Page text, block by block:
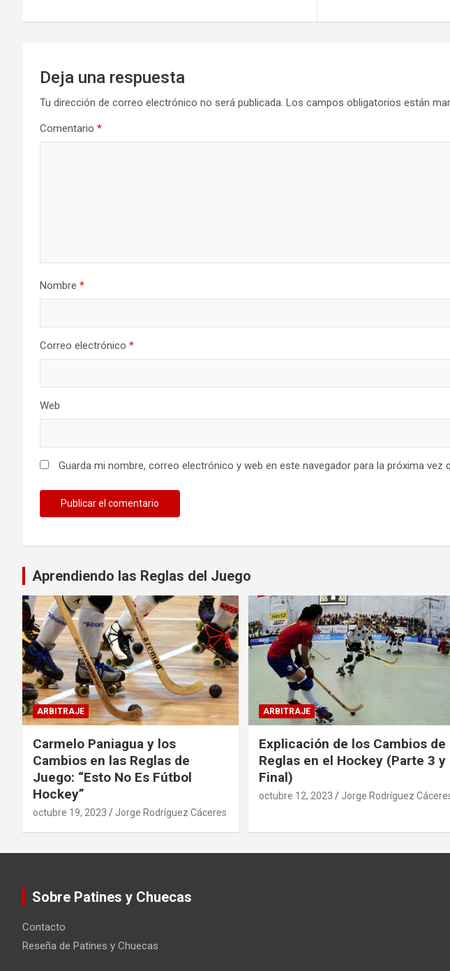
entradas
Deja una respuesta
Tu dirección de correo electrónico no será publicada. Los campos obligatorios están
Comentario *
Nombre *
Correo electrónico *
Web
Guarda mi nombre, correo electrónico y web en este navegador para la próxima vez
Aprendiendo las Reglas del Juego
ARBITRAJE
Carmelo Paniagua y los
Cambios en las Reglas de
Juego: “Esto No Es Fútbol
Hockey”
octubre 19, 2023 Jorge Rodríguez Cáceres
ARBITRAJE
Explicación de los Cambios de
Reglas en el Hockey (Parte 3 y
Final)
octubre 12, 2023 Jorge Rodríguez
Sobre Patines y Chuecas
Contacto
Reseña de Patines y Chuecas